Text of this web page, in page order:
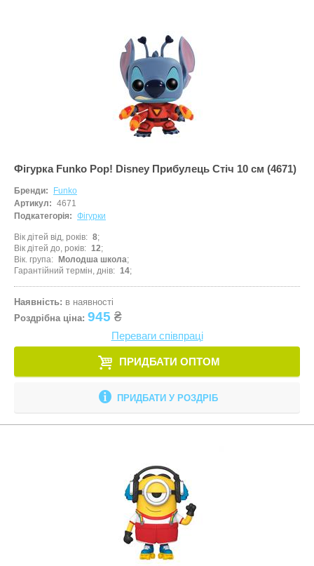
Фігурка Funko Pop! Disney Прибулець Стіч 10 см (4671)
Бренди:
Funko
Артикул: 4671
Подкатегорія: Фігурки
Вік дітей від, років
8
Вік дітей до, років
12
Вік. група
Молодша школа
Гарантійний термін, днів
14
Наявність: в наявності
Роздрібна ціна: 945 ₴
Переваги співпраці
ПРИДБАТИ ОПТОМ
ПРИДБАТИ У РОЗДРІБ